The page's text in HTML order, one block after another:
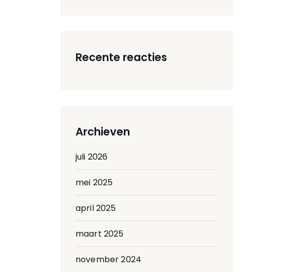
Recente reacties
Archieven
juli 2026
mei 2025
april 2025
maart 2025
november 2024